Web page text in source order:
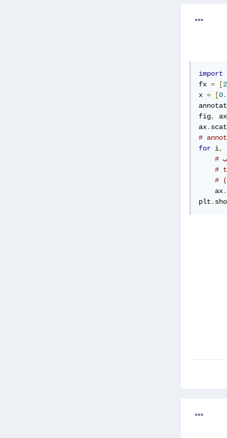
import
fx = [
x = [
fig, ax
ax.
for i,
    ax
.
plt .